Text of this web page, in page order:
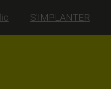
S'IMPLANTER